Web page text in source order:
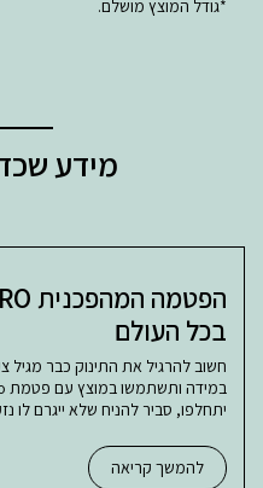
*גודל המוצץ מושלם.
מידע
בכל העולם
חשוב להרגיל את התינוק כבר
יתחלפו, סביר להניח שלא ייגרם לו
להמשך קריאה